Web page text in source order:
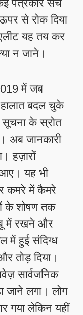
पत्रकार सच
से रोक दिया
यह तय कर
न जाने।
में जब
हालात बदल चुके
सूचना के स्रोत
अब जानकारी
हज़ारों
यह भी
कमरे में कैमरे
के शोषण तक
में रखने और
में हुई संदिग्ध
तोड़ दिया।
सार्वजनिक
जाने लगा। लोग
गया लेकिन यहीं